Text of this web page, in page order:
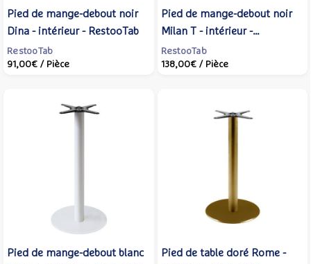
Pied de mange-debout noir
Dina - intérieur - RestooTab
RestooTab
91,00€ / Pièce
Pied de mange-debout noir
Milan T - intérieur -
RestooTab
RestooTab
138,00€ / Pièce
Pied de mange-debout blanc
Pied de table doré Rome -